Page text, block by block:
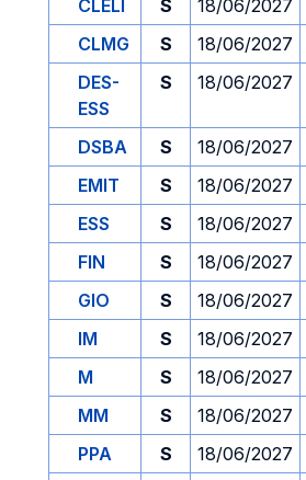
CLELI
S 18/06/2027
CLMG
S 18/06/2027
DES-
ESS
S 18/06/2027
DSBA S 18/06/2027
EMIT
S 18/06/2027
ESS
S 18/06/2027
FIN
S 18/06/2027
GIO
S 18/06/2027
IM
S 18/06/2027
M
S 18/06/2027
MM
S 18/06/2027
PPA
S 18/06/2027